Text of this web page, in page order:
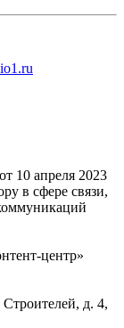
10 апреля 2023
в сфере связи,
центр»
д. 4,